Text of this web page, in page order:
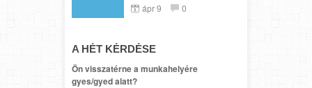
ápr 9 0
A HÉT KÉRDÉSE
Ön visszatérne a munkahelyére
gyes/gyed alatt?